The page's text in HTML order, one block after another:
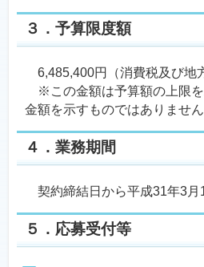
３．予算限度額
6,485,400円（消費税及び地
※この金額は予算額の上限を
金額を示すものではありません
４．業務期間
契約締結日から平成31年3月
５．応募受付等